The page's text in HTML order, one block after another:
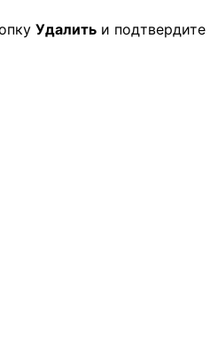
Удалить и подтвердите